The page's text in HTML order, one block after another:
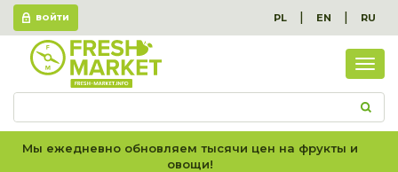
ВОЙТИ PL | EN | RU
вес
Мы ежедневно обновляем тысячи цен на фрукты и
овощи!